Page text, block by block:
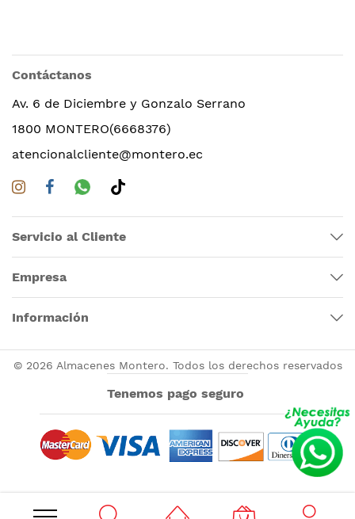
Contáctanos
Av. 6 de Diciembre y Gonzalo Serrano
1800 MONTERO(6668376)
atencionalcliente@montero.ec
Servicio al Cliente
Empresa
Información
© 2026 Almacenes Montero. Todos los derechos reservados
Tenemos pago seguro